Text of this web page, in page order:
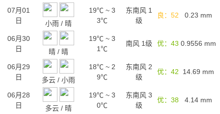
07月01
日
小雨/ 晴
19℃ ~ 3
3℃
东南风 1
级
良：52 0.23 mm
06月30
日
晴/ 晴
19℃ ~ 3
1℃
南风 1级 优：43 0.9556 mm
06月29
日
多云/ 小雨
18℃ ~ 2
9℃
东南风 2
级
优：42 14.69 mm
06月28
日
多云/ 晴
19℃ ~ 3
0℃
东南风 3
级
优：38 4.14 mm